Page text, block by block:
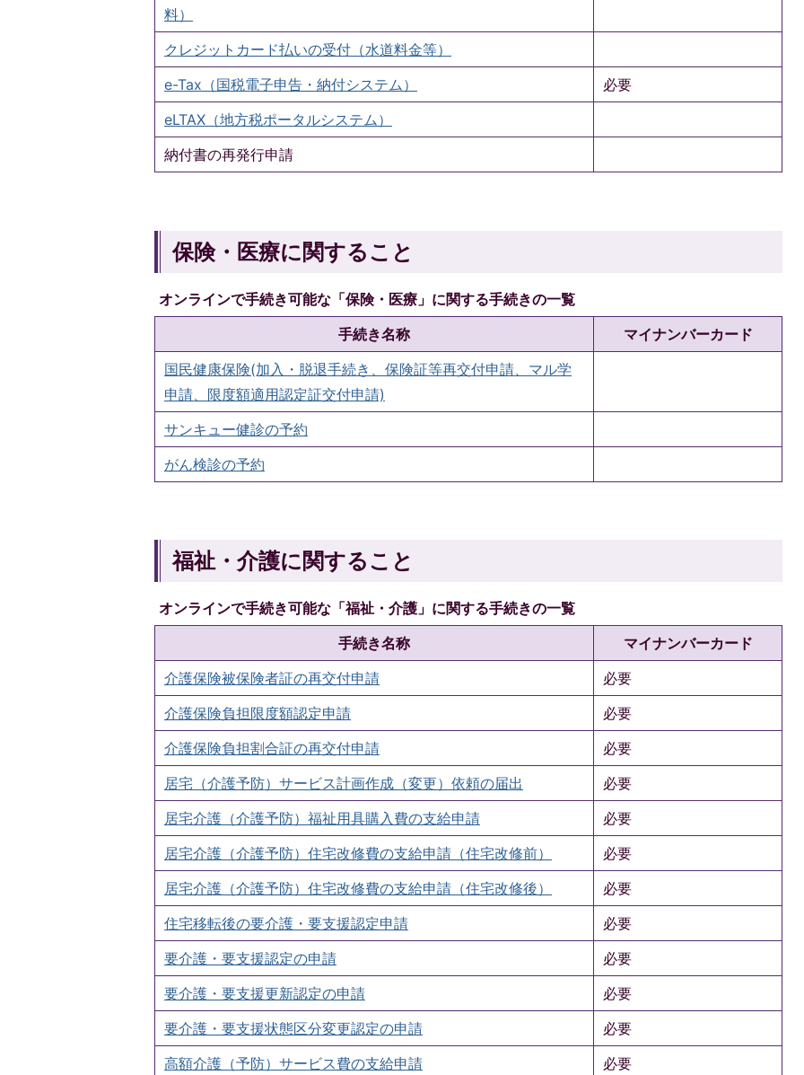
料）
クレジットカード払いの受付（水道料金等）
e-Tax（国税電子申告・納付システム）
必要
eLTAX（地方税ポータルシステム）
納付書の再発行申請
保険・医療に関すること
オンラインで手続き可能な「保険・医療」に関する手続きの一覧
手続き名称
マイナンバーカード
国民健康保険(加入・脱退手続き、保険証等再交付申請、マル学
申請、限度額適用認定証交付申請)
サンキュー健診の予約
がん検診の予約
福祉・介護に関すること
オンラインで手続き可能な「福祉・介護」に関する手続きの一覧
手続き名称
マイナンバーカード
介護保険被保険者証の再交付申請
必要
介護保険負担限度額認定申請
必要
介護保険負担割合証の再交付申請
必要
居宅（介護予防）サービス計画作成（変更）依頼の届出
必要
居宅介護（介護予防）福祉用具購入費の支給申請
必要
居宅介護（介護予防）住宅改修費の支給申請（住宅改修前）
必要
居宅介護（介護予防）住宅改修費の支給申請（住宅改修後）
必要
住宅移転後の要介護・要支援認定申請
必要
要介護・要支援認定の申請
必要
要介護・要支援更新認定の申請
必要
要介護・要支援状態区分変更認定の申請
必要
高額介護（予防）サービス費の支給申請
必要